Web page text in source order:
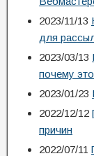
2023/11/13
для
2023/03/13
почему
2023/01/23
2022/12/12
причин
2022/07/11